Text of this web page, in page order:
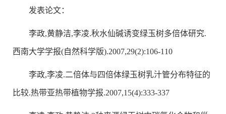
发表论文：
李政,黄静洁,李凌.秋水仙碱诱变绿玉树多倍体研究.
西南大学学报(自然科学版).2007,29(2):106-110
李政,李凌.二倍体与四倍体绿玉树乳汁管分布特征的
比较.热带亚热带植物学报.2007,15(4):333-337